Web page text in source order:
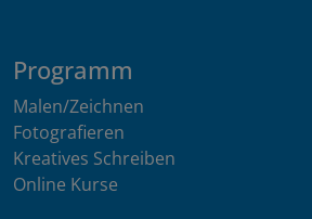
Programm
Malen/Zeichnen
Fotografieren
Kreatives Schreiben
Online Kurse